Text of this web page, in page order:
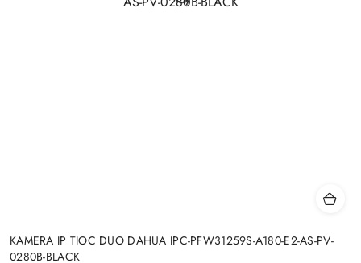
KAMERA IP TIOC DUO DAHUA IPC-PFW31259S-A180-E2-AS-PV-
0280B-BLACK